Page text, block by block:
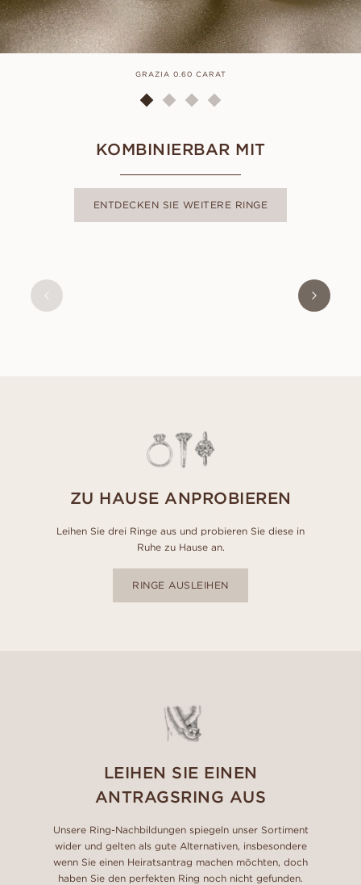
GRAZIA 0.60 CARAT
KOMBINIERBAR MIT
ENTDECKEN SIE WEITERE RINGE
ZU HAUSE ANPROBIEREN
Leihen Sie drei Ringe aus und probieren Sie diese in
Ruhe zu Hause an.
RINGE AUSLEIHEN
LEIHEN SIE EINEN
ANTRAGSRING AUS
Unsere Ring-Nachbildungen spiegeln unser Sortiment
wider und gelten als gute Alternativen, insbesondere
wenn Sie einen Heiratsantrag machen möchten, doch
haben Sie den perfekten Ring noch nicht gefunden.